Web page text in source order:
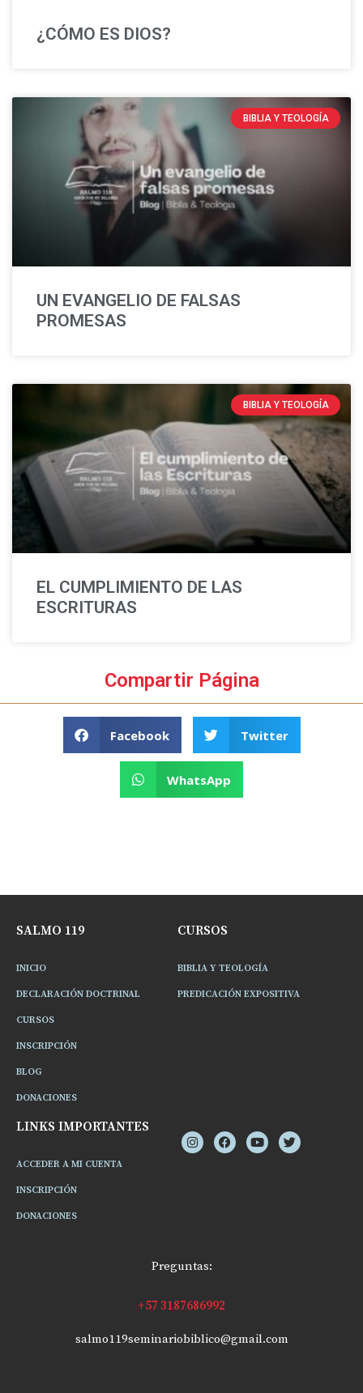
¿CÓMO ES DIOS?
BIBLIA Y TEOLOGÍA
UN EVANGELIO DE FALSAS
PROMESAS
BIBLIA Y TEOLOGÍA
EL CUMPLIMIENTO DE LAS
ESCRITURAS
Compartir Página
Facebook Twitter
WhatsApp
SALMO 119
INICIO
DECLARACIÓN DOCTRINAL
CURSOS
INSCRIPCIÓN
BLOG
DONACIONES
CURSOS
BIBLIA Y TEOLOGÍA
PREDICACIÓN EXPOSITIVA
LINKS IMPORTANTES
ACCEDER A MI CUENTA
INSCRIPCIÓN
DONACIONES
Preguntas:
+57 3187686992
salmo119seminariobiblico@gmail.com